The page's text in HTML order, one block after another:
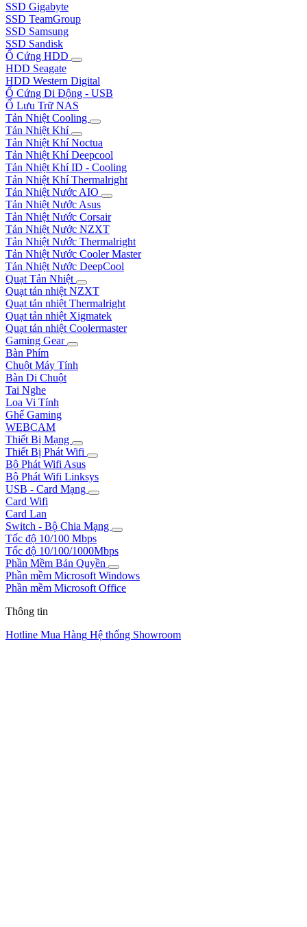
SSD Gigabyte
SSD TeamGroup
SSD Samsung
SSD Sandisk
Ổ Cứng HDD
HDD Seagate
HDD Western Digital
Ổ Cứng Di Động - USB
Ổ Lưu Trữ NAS
Tản Nhiệt Cooling
Tản Nhiệt Khí
Tản Nhiệt Khí Noctua
Tản Nhiệt Khí Deepcool
Tản Nhiệt Khí ID - Cooling
Tản Nhiệt Khí Thermalright
Tản Nhiệt Nước AIO
Tản Nhiệt Nước Asus
Tản Nhiệt Nước Corsair
Tản Nhiệt Nước NZXT
Tản Nhiệt Nước Thermalright
Tản Nhiệt Nước Cooler Master
Tản Nhiệt Nước DeepCool
Quạt Tản Nhiệt
Quạt tản nhiệt NZXT
Quạt tản nhiệt Thermalright
Quạt tản nhiệt Xigmatek
Quạt tản nhiệt Coolermaster
Gaming Gear
Bàn Phím
Chuột Máy Tính
Bàn Di Chuột
Tai Nghe
Loa Vi Tính
Ghế Gaming
WEBCAM
Thiết Bị Mạng
Thiết Bị Phát Wifi
Bộ Phát Wifi Asus
Bộ Phát Wifi Linksys
USB - Card Mạng
Card Wifi
Card Lan
Switch - Bộ Chia Mạng
Tốc độ 10/100 Mbps
Tốc độ 10/100/1000Mbps
Phần Mềm Bản Quyền
Phần mềm Microsoft Windows
Phần mềm Microsoft Office
Thông tin
Hotline Mua Hàng Hệ thống Showroom